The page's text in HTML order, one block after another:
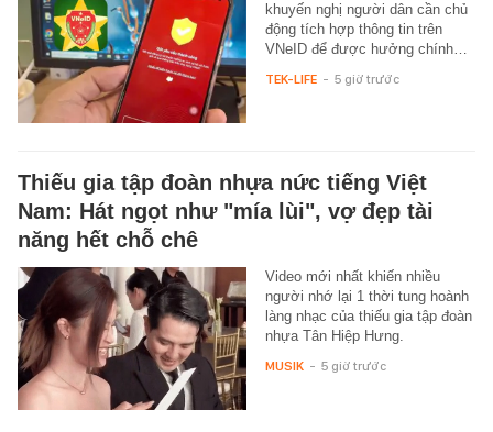
khuyến nghị người dân cần chủ
động tích hợp thông tin trên
VNeID để được hưởng chính…
TEK-LIFE - 5 giờ trước
Thiếu gia tập đoàn nhựa nức tiếng Việt
Nam: Hát ngọt như "mía lùi", vợ đẹp tài
năng hết chỗ chê
Video mới nhất khiến nhiều
người nhớ lại 1 thời tung hoành
làng nhạc của thiếu gia tập đoàn
nhựa Tân Hiệp Hưng.
MUSIK - 5 giờ trước